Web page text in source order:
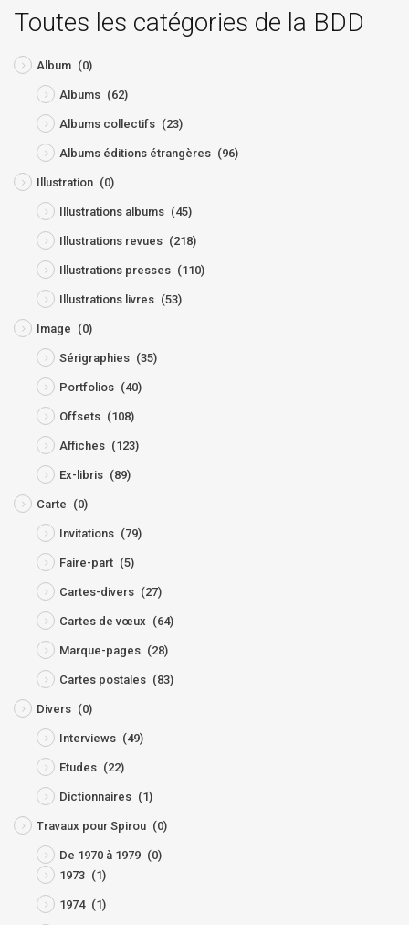
Toutes les catégories de la BDD
Album (0)
Albums (62)
Albums collectifs (23)
Albums éditions étrangères (96)
Illustration (0)
Illustrations albums (45)
Illustrations revues (218)
Illustrations presses (110)
Illustrations livres (53)
Image (0)
Sérigraphies (35)
Portfolios (40)
Offsets (108)
Affiches (123)
Ex-libris (89)
Carte (0)
Invitations (79)
Faire-part (5)
Cartes-divers (27)
Cartes de vœux (64)
Marque-pages (28)
Cartes postales (83)
Divers (0)
Interviews (49)
Etudes (22)
Dictionnaires (1)
Travaux pour Spirou (0)
De 1970 à 1979 (0)
1973 (1)
1974 (1)